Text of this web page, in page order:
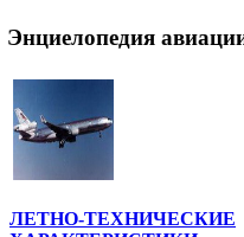
Энциелопедия
ЛЕТНО-ТЕХНИЧЕСКИЕ